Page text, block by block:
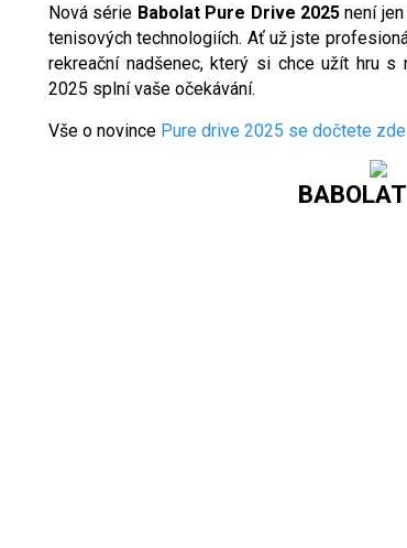
Nová série Babolat Pure Drive 2025není
tenisových technologiích. Ať už jste
rekreační nadšenec, který si chce užít hru s
2025 splní vaše očekávání.
Vše o novince Pure drive 2025 se dočtete zde
BABOLAT